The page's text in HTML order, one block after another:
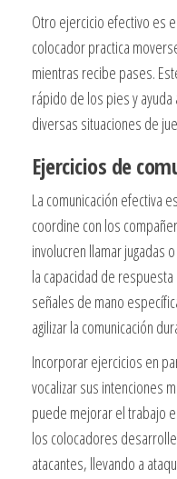
Otro ejercicio efectivo es
colocador practica
mientras recibe pases.
rápido de los pies y
diversas situaciones de
Ejercicios de
La comunicación efectiva
coordine con los
involucren llamar jugadas
la capacidad de
señales de mano
agilizar la comunicación
Incorporar ejercicios en
vocalizar sus intenciones
puede mejorar el trabajo
los colocadores
atacantes, llevando a